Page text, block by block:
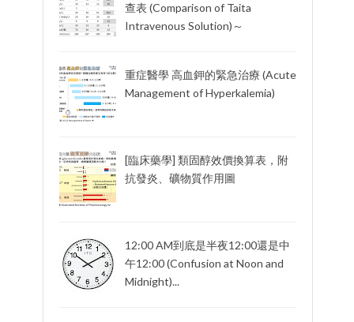
查表 (Comparison of Taita
Intravenous Solution)～
重症醫學 高血鉀的緊急治療 (Acute
Management of Hyperkalemia)
[臨床藥學] 類固醇效價換算表，附
抗發炎、礦物質作用圖
12:00 AM到底是半夜12:00還是中
午12:00 (Confusion at Noon and
Midnight)...